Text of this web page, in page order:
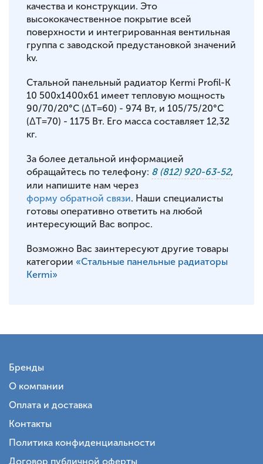
качества и конструкции. Это
высококачественное покрытие всей
поверхности и интегрированная вентильная
группа с заводской предустановкой значений
kv.
Стальной панельный радиатор Kermi Profil-K
10 500x1400x61 имеет тепловую мощность
90/70/20°С (ΔT=60) - 974 Вт, и 105/75/20°С
(ΔT=70) - 1175 Вт. Его масса составляет 12,32
кг.
За более детальной информацией
обращайтесь по телефону: 8 (812) 920-63-52,
или напишите нам через
форму обратной связи. Наши специалисты
готовы оперативно ответить на любой
интересующий Вас вопрос.
Возможно Вас заинтересуют другие товары
категории «Стальные панельные радиаторы
Kermi»
Бренды
О компании
Оплата и доставка
Контакты
Политика конфиденциальности
Договор публичной оферты